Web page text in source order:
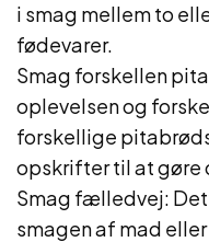
i smag mellem to
fødevarer.
Smag forskellen
oplevelsen og
forskellige
opskrifter til at gøre
Smag fælledvej:
smagen af mad